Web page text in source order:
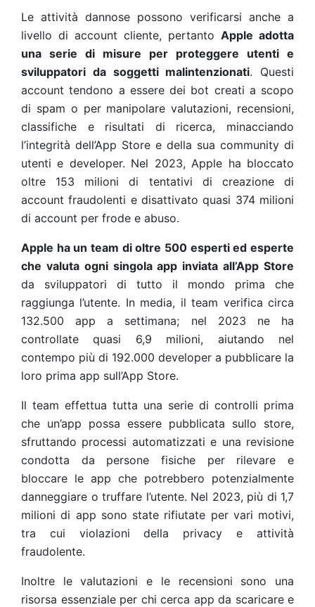
Le attività dannose possono verificarsi anche a
livello di account cliente, pertanto Apple adotta
una serie di misure per proteggere utenti e
sviluppatori da soggetti malintenzionati. Questi
account tendono a essere dei bot creati a scopo
di spam o per manipolare valutazioni, recensioni,
classifiche e risultati di ricerca, minacciando
l’integrità dell’App Store e della sua community di
utenti e developer. Nel 2023, Apple ha bloccato
oltre 153 milioni di tentativi di creazione di
account fraudolenti e disattivato quasi 374 milioni
di account per frode e abuso.
Apple ha un team di oltre 500 esperti ed esperte
che valuta ogni singola app inviata all’App Store
da sviluppatori di tutto il mondo prima che
raggiunga l’utente. In media, il team verifica circa
132.500 app a settimana; nel 2023 ne ha
controllate quasi 6,9 milioni, aiutando nel
contempo più di 192.000 developer a pubblicare la
loro prima app sull’App Store.
Il team effettua tutta una serie di controlli prima
che un’app possa essere pubblicata sullo store,
sfruttando processi automatizzati e una revisione
condotta da persone fisiche per rilevare e
bloccare le app che potrebbero potenzialmente
danneggiare o truffare l’utente. Nel 2023, più di 1,7
milioni di app sono state rifiutate per vari motivi,
tra cui violazioni della privacy e attività
fraudolente.
Inoltre le valutazioni e le recensioni sono una
risorsa essenziale per chi cerca app da scaricare e